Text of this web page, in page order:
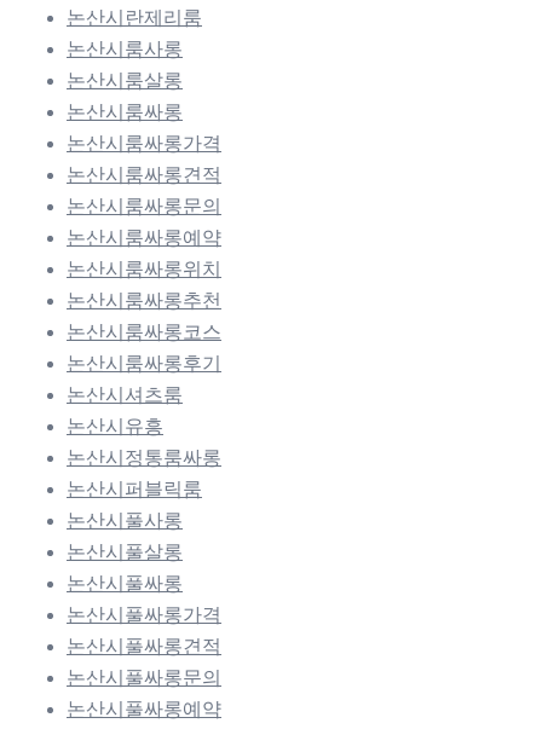
논산시란제리룸
논산시룸사롱
논산시룸살롱
논산시룸싸롱
논산시룸싸롱가격
논산시룸싸롱견적
논산시룸싸롱문의
논산시룸싸롱예약
논산시룸싸롱위치
논산시룸싸롱추천
논산시룸싸롱코스
논산시룸싸롱후기
논산시셔츠룸
논산시유흥
논산시정통룸싸롱
논산시퍼블릭룸
논산시풀사롱
논산시풀살롱
논산시풀싸롱
논산시풀싸롱가격
논산시풀싸롱견적
논산시풀싸롱문의
논산시풀싸롱예약